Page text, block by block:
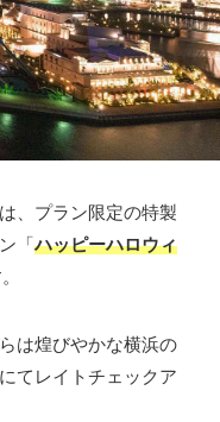
、プラン限定の特製
「ハッピーハロウィ
は煌びやかな横浜の
てレイトチェックア